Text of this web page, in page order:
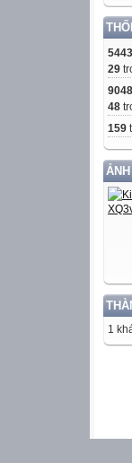
29
48
159
1